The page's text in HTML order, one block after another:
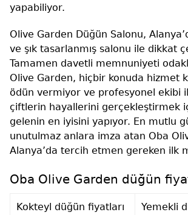
yapabiliyor.
Olive Garden Düğün Salonu,
ve şık tasarlanmış salonu ile dikkat
Tamamen davetli memnuniyeti
Olive Garden, hiçbir konuda hizmet
ödün vermiyor ve profesyonel ekibi
çiftlerin hayallerini gerçekleştirmek
gelenin en iyisini yapıyor. En mutlu
unutulmaz anlara imza atan Oba
Alanya’da tercih etmen gereken ilk
Oba Olive Garden düğün
Kokteyl düğün fiyatları
Yemekli